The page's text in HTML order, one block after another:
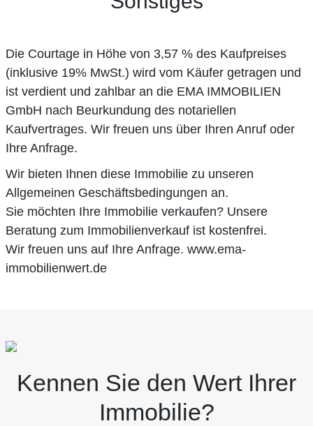
Die Courtage in Höhe von 3,57 % des Kaufpreises
(inklusive 19% MwSt.) wird vom Käufer getragen und
ist verdient und zahlbar an die EMA IMMOBILIEN
GmbH nach Beurkundung des notariellen
Kaufvertrages. Wir freuen uns über Ihren Anruf oder
Ihre Anfrage.
Wir bieten Ihnen diese Immobilie zu unseren
Allgemeinen Geschäftsbedingungen an.
Sie möchten Ihre Immobilie verkaufen? Unsere
Beratung zum Immobilienverkauf ist kostenfrei.
Wir freuen uns auf Ihre Anfrage. www.ema-
immobilienwert.de
Kennen Sie den Wert Ihrer
Immobilie?